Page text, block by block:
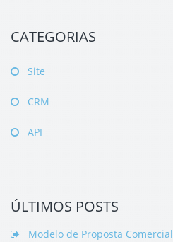
CATEGORIAS
Site
CRM
API
ÚLTIMOS POSTS
Modelo de Proposta Comercial